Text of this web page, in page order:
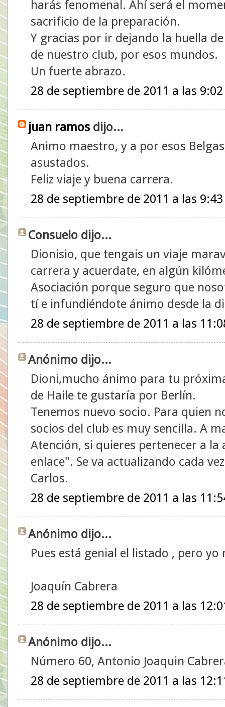
harás fenomenal. Ahí será el
sacrificio de la preparación.
Y gracias por ir dejando la huella
de nuestro club, por esos mundos.
Un fuerte abrazo.
28 de septiembre de 2011 a las 9:02
juan ramos dijo...
Animo maestro, y a por esos
asustados.
Feliz viaje y buena carrera.
28 de septiembre de 2011 a las 9:43
Consuelo dijo...
Dionisio, que tengais un viaje
carrera y acuerdate, en algún
Asociación porque seguro que
tí e infundiéndote ánimo desde la
28 de septiembre de 2011 a las
Anónimo dijo...
Dioni,mucho ánimo para tu
de Haile te gustaría por Berlín.
Tenemos nuevo socio. Para quien
socios del club es muy sencilla. A
Atención, si quieres pertenecer a
enlace". Se va actualizando cada
Carlos.
28 de septiembre de 2011 a las
Anónimo dijo...
Pues está genial el listado , pero yo
Joaquín Cabrera
28 de septiembre de 2011 a las
Anónimo dijo...
Número 60, Antonio Joaquin Cabrera
28 de septiembre de 2011 a las